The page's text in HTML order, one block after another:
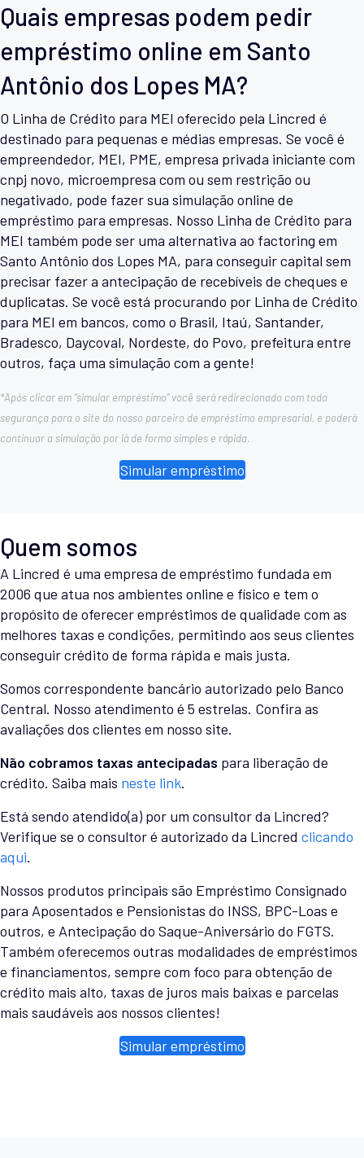
Quais empresas podem pedir
empréstimo online em Santo
Antônio dos Lopes MA?
O Linha de Crédito para MEI oferecido pela Lincred é
destinado para pequenas e médias empresas. Se você é
empreendedor, MEI, PME, empresa privada iniciante com
cnpj novo, microempresa com ou sem restrição ou
negativado, pode fazer sua simulação online de
empréstimo para empresas. Nosso Linha de Crédito para
MEI também pode ser uma alternativa ao factoring em
Santo Antônio dos Lopes MA, para conseguir capital sem
precisar fazer a antecipação de recebíveis de cheques e
duplicatas. Se você está procurando por Linha de Crédito
para MEI em bancos, como o Brasil, Itaú, Santander,
Bradesco, Daycoval, Nordeste, do Povo, prefeitura entre
outros, faça uma simulação com a gente!
*Após clicar em “simular empréstimo” você será redirecionado com toda
segurança para o site do nosso parceiro de empréstimo empresarial, e poderá
continuar a simulação por lá de forma simples e rápida.
Simular empréstimo
Quem somos
A Lincred é uma empresa de empréstimo fundada em
2006 que atua nos ambientes online e físico e tem o
propósito de oferecer empréstimos de qualidade com as
melhores taxas e condições, permitindo aos seus clientes
conseguir crédito de forma rápida e mais justa.
Somos correspondente bancário autorizado pelo Banco
Central. Nosso atendimento é 5 estrelas. Confira as
avaliações dos clientes em nosso site.
Não cobramos taxas antecipadas para liberação de
crédito. Saiba mais neste link.
Está sendo atendido(a) por um consultor da Lincred?
Verifique se o consultor é autorizado da Lincred clicando
aqui.
Nossos produtos principais são Empréstimo Consignado
para Aposentados e Pensionistas do INSS, BPC-Loas e
outros, e Antecipação do Saque-Aniversário do FGTS.
Também oferecemos outras modalidades de empréstimos
e financiamentos, sempre com foco para obtenção de
crédito mais alto, taxas de juros mais baixas e parcelas
mais saudáveis aos nossos clientes!
Simular empréstimo